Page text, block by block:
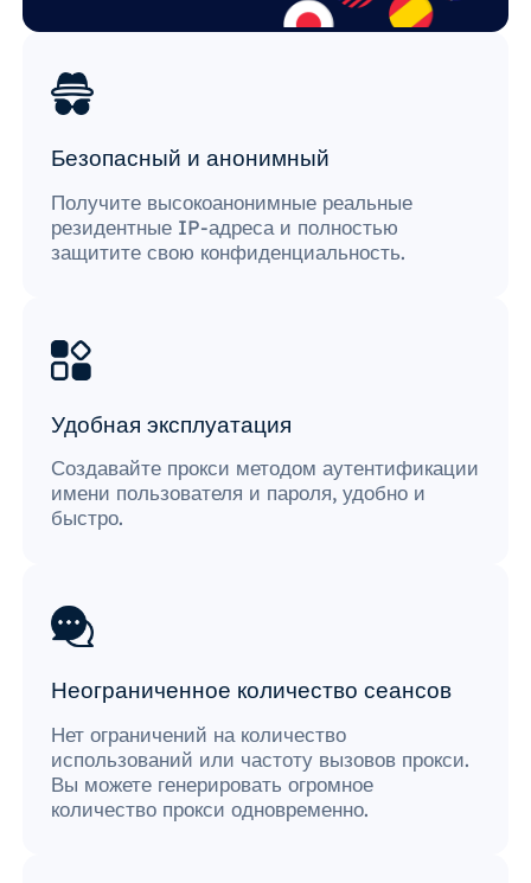
Безопасный и анонимный
Получите высокоанонимные реальные
резидентные IP-адреса и полностью
защитите свою конфиденциальность.
Удобная эксплуатация
Создавайте прокси методом аутентификации
имени пользователя и пароля, удобно и
быстро.
Неограниченное количество сеансов
Нет ограничений на количество
использований или частоту вызовов прокси.
Вы можете генерировать огромное
количество прокси одновременно.